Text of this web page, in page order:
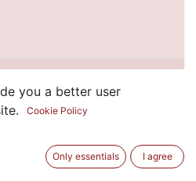
you a better user
Cookie Policy
Only essentials I agree